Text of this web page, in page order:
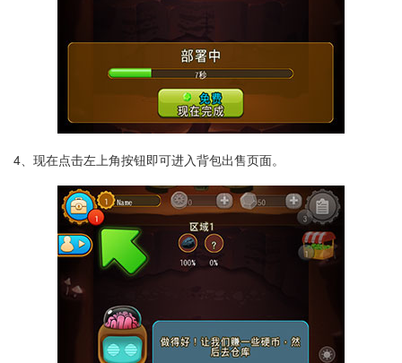
4、现在点击左上角按钮即可进入背包出售页面。